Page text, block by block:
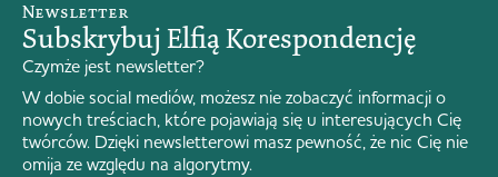
Newsletter
Subskrybuj Elfią Korespondencję
Czymże jest newsletter?
W dobie social mediów, możesz nie zobaczyć informacji o
nowych treściach, które pojawiają się u interesujących Cię
twórców. Dzięki newsletterowi masz pewność, że nic Cię nie
omija ze względu na algorytmy.